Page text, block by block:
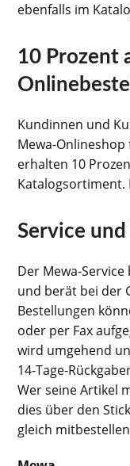
ebenfalls im
10 Prozent
Kundinnen und
Mewa-
erhalten 10
Katalogsortiment.
Service
Der Mewa-
und berät bei der
Bestellungen
oder per Fax
wird umgehend
14-Tage-
Wer seine Artikel
dies über den
gleich